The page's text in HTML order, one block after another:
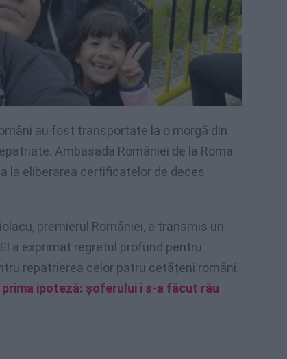
au fost transportate la o morgă din
Ambasada României de la Roma
la eliberarea certificatelor de deces
premierul României, a transmis un
a exprimat regretul profund pentru
repatrierea celor patru cetățeni români.
ipoteză: șoferului i s-a făcut rău